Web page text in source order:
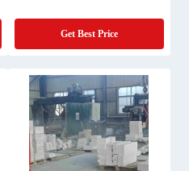
Get Best Price